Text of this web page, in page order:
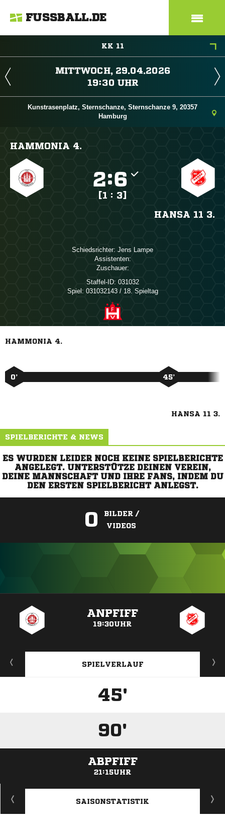
FUSSBALL.DE
KK 11
 
 
Kunstrasenplatz, Sternschanze, Sternschanze 9, 20357
Hamburg
HAMMONIA 4.
:
[1 : 3]
HANSA 11 3.
Schiedsrichter:  
Assistenten:
Zuschauer:
Staffel-ID: 031032
Spiel: 031032143 / 18. Spieltag
HAMMONIA 4.
0’ 45’
HANSA 11 3.
SPIELBERICHTE & NEWS
ES WURDEN LEIDER NOCH KEINE SPIELBERICHTE
ANGELEGT. UNTERSTÜTZE DEINEN VEREIN,
DEINE MANNSCHAFT UND IHRE FANS, INDEM DU
DEN ERSTEN SPIELBERICHT ANLEGST.
0
BILDER /
VIDEOS
ANPFIFF
19:30UHR
SPIELVERLAUF
45'
90'
ABPFIFF
21:15UHR
ANZEIGE
SAISONSTATISTIK